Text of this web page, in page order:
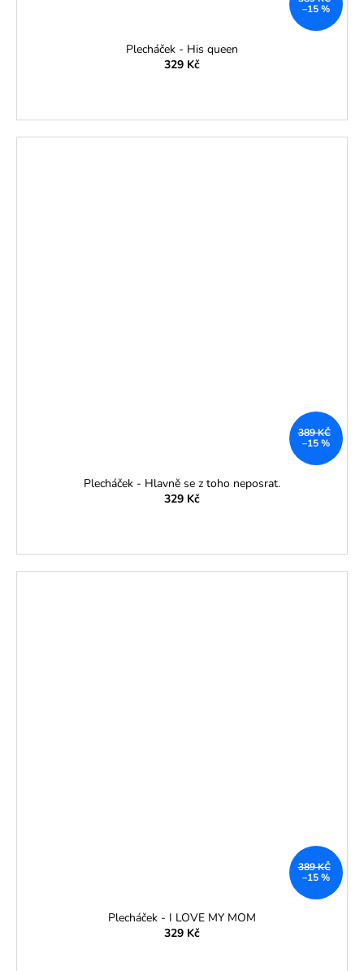
–15 %
Plecháček - His queen
329 Kč
389 KČ
–15 %
Plecháček - Hlavně se z toho neposrat.
329 Kč
389 KČ
–15 %
Plecháček - I LOVE MY MOM
329 Kč